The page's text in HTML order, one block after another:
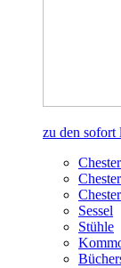
zu den sofort
Sessel
Stühle